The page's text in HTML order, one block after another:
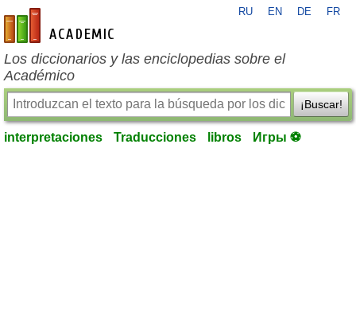
es-academic.com
RU EN DE FR
Los diccionarios y las enciclopedias sobre el
Académico
¡Buscar!
interpretaciones Traducciones libros Игры ⚽